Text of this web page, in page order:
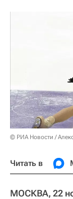
© РИА Новости /
Читать в
МОСКВА, 22